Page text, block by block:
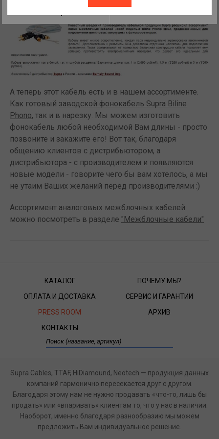
А теперь этот кабель есть и в нашем ассортименте.
Как готовый заводской фонокабель Supra Biline
Phono, так и в нарезку. Мы можем изготовить
фонокабель любой необходимой Вам длины - просто
позвоните и закажите его! Вот так, благодаря
общению клиентов с дистрибьютором, а
дистрибьютора - с производителем и появляются
новые модели - говорите чего бы вам хотелось, а мы
не утаим Ваших желаний перед производителями :)
Ассортимент аналоговых межблочных кабелей
можно посмотреть в разделе "Межблочные кабели"
КАТАЛОГ
ПОЧЕМУ МЫ?
ОПЛАТА И ДОСТАВКА
СЕРВИС И ГАРАНТИИ
PRESS ROOM
АРХИВ
КОНТАКТЫ
Supra Cables, TTAF, HiDiamound, Neotech — продукция данных
компаний гармонично пересекается друг с другом.
Благодаря этому нам не нужно продавать «что-то, лишь бы
продать» или «впаривать» клиентам то, что у нас в наличии.
Наоборот, именно благодаря разнообразию мы можем
предложить Вам индивидуальное решение.